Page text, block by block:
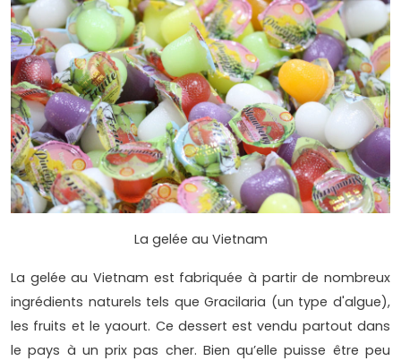
La gelée au Vietnam
La gelée au Vietnam est fabriquée à partir de nombreux
ingrédients naturels tels que Gracilaria (un type d'algue),
les fruits et le yaourt. Ce dessert est vendu partout dans
le pays à un prix pas cher. Bien qu’elle puisse être peu